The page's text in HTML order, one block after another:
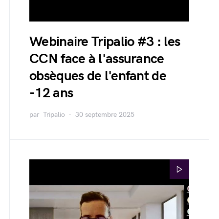
Webinaire Tripalio #3 : les
CCN face à l'assurance
obsèques de l'enfant de
-12 ans
par Tripalio 30 septembre 2025